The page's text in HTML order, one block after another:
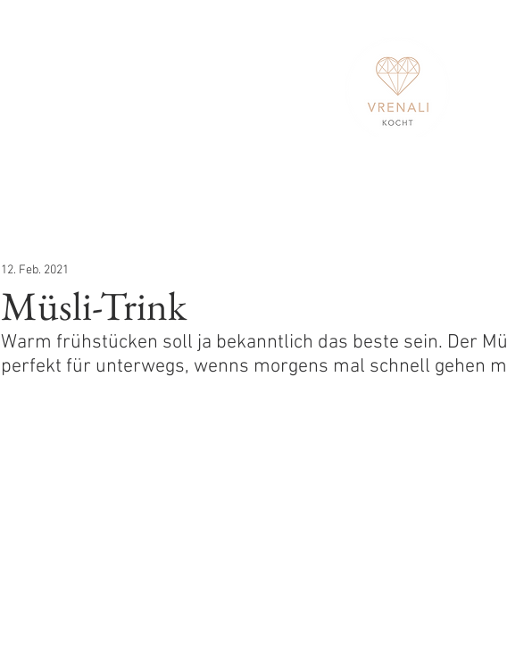
Müsli-Trink
12. Feb. 2021
Warm frühstücken soll ja bekanntlich das beste sein. Der
perfekt für unterwegs, wenns morgens mal schnell gehen